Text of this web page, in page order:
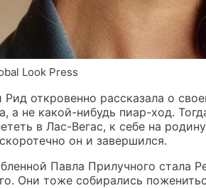
Look Рress
Рид откровенно рассказала о
а не какой-нибудь пиар-ход.
в Лас-Вегас, к себе на
он и завершился.
Павла Прилучного стала
Они тоже собирались